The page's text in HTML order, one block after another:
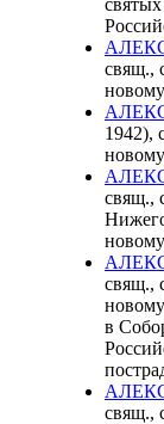
свящ.,
1942),
свящ.,
свящ.,
в
свящ.,